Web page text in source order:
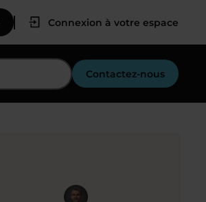
Connexion à votre espace
Contactez-nous